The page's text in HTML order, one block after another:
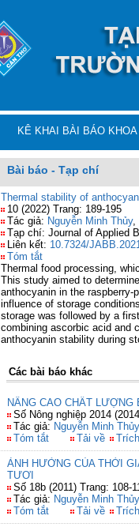
KÊ KHAI BÀI BÁO KHOA
Bài báo - Tạp chí
Thermal stability of
10 (2022) Trang: 189-195
Tác giả: Nguyễn Minh Thủy,
Tạp chí: Journal of Applied
Liên kết: 10.7324/
Tóm tắt
Thermal food processing,
This study aimed to
anthocyanin in the raspberry-
influence of storage
storage was followed by a
combining ascorbic acid and
anthocyanin stability during
Các bài báo khác
NÂNG CAO CHẤT LƯỢNG
Số Nông nghiệp 2014
Tác giả: Nguyễn Minh Thủy
Tóm tắt
Tải về
ẢNH HƯỞNG CỦA THỜI
TƯƠI
Số 18b (2011) Trang: 108-
Tác giả: Nguyễn Minh Thủy
Tóm tắt
Tải về